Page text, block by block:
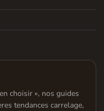
choisir », nos guides
tendances carrelage,